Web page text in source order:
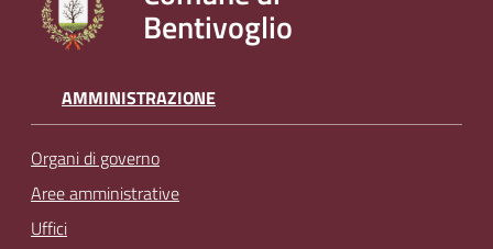
Tutti
gli
Bentivoglio
AMMINISTRAZIONE
Organi di governo
Aree amministrative
Uffici